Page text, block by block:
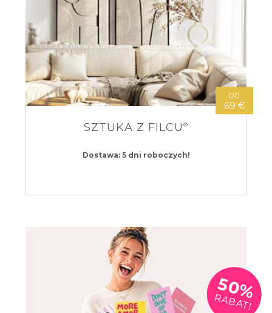
OD
69 €
SZTUKA Z FILCU ®
Dostawa: 5 dni roboczych!
50%
RABAT!